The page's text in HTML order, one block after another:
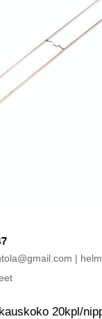
|
20kpl/